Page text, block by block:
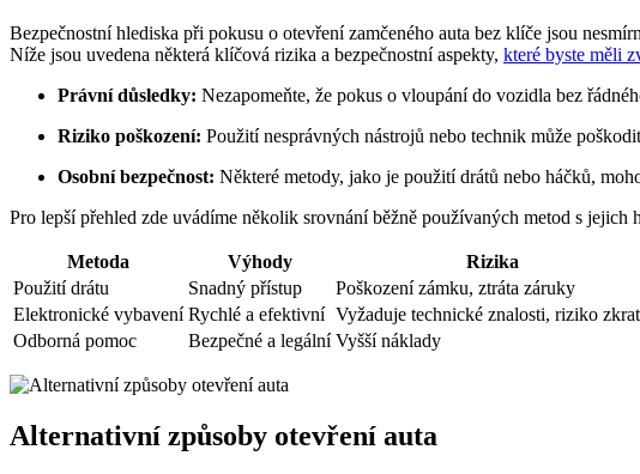
Bezpečnostní hlediska při pokusu o otevření zamčeného auta bez klíče jsou
Níže jsou uvedena některá klíčová rizika a bezpečnostní aspekty, které byste měli
Právní důsledky: Nezapomeňte, že pokus o vloupání do vozidla bez
Riziko poškození: Použití nesprávných nástrojů nebo technik může
Osobní bezpečnost: Některé metody, jako je použití drátů nebo háčků,
Pro lepší přehled zde uvádíme několik srovnání běžně používaných metod s
Metoda Výhody
Rizika
Použití drátu
Snadný přístup
Poškození zámku, ztráta záruky
Elektronické vybavení Rychlé a efektivní Vyžaduje technické znalosti, riziko
Odborná pomoc
Bezpečné a legální Vyšší náklady
Alternativní způsoby otevření auta